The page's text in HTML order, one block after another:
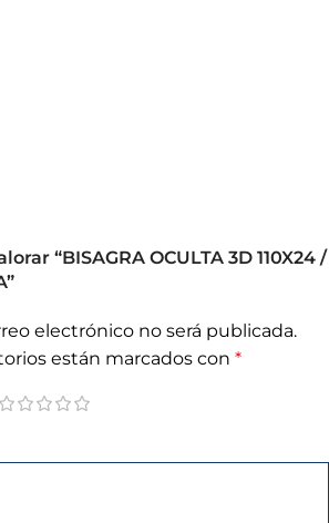
“BISAGRA OCULTA 3D 110X24 /
electrónico no será publicada.
están marcados con *